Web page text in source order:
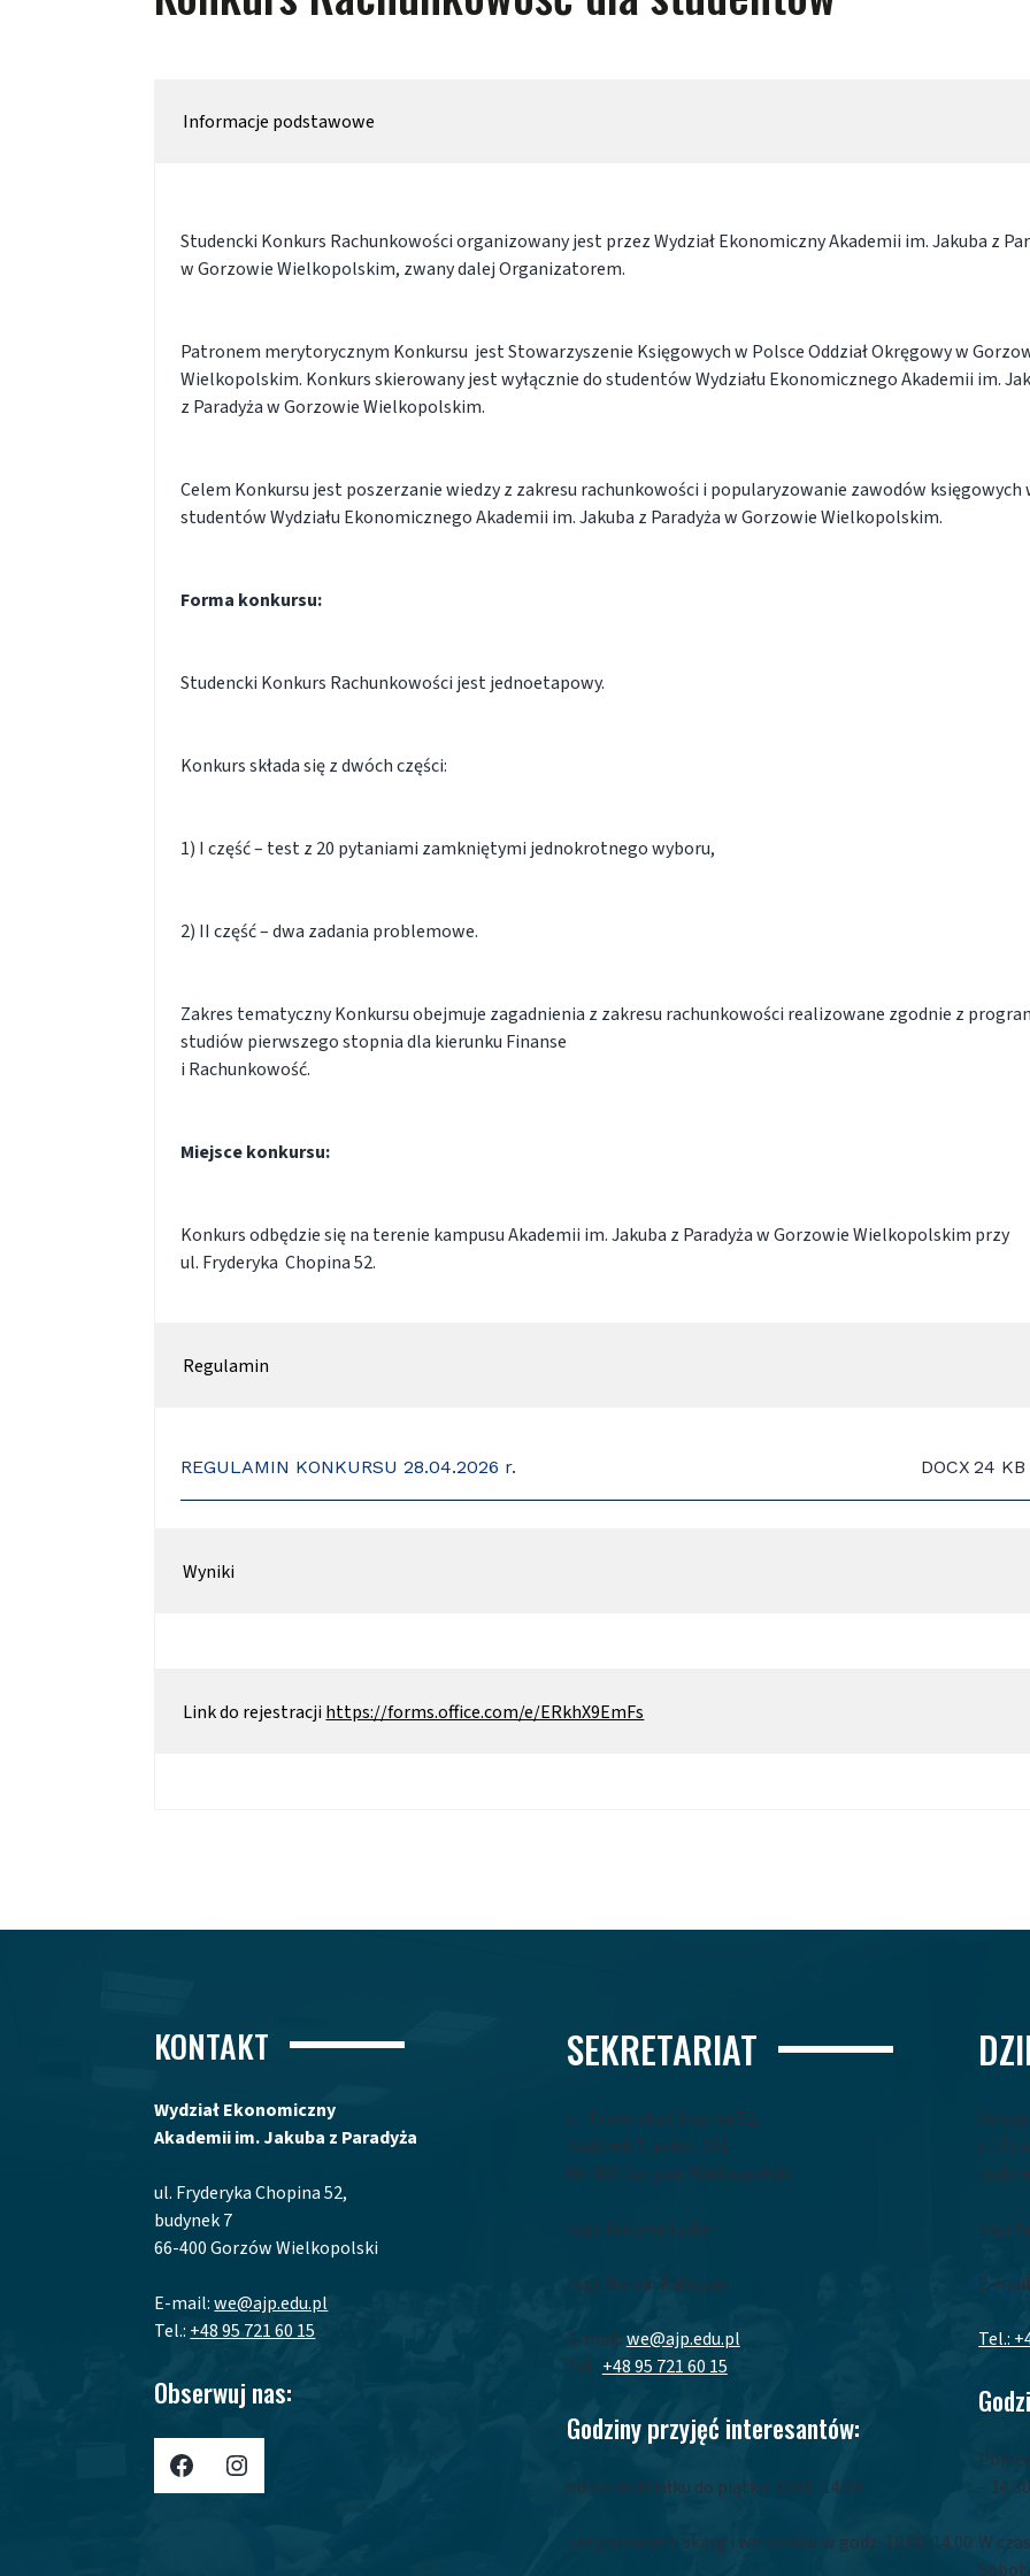
Informacje podstawowe
Studencki Konkurs Rachunkowości organizowany jest przez Wydział Ekonomiczny Akademii im. Jakuba z
w Gorzowie Wielkopolskim, zwany dalej Organizatorem.
Patronem merytorycznym Konkursu jest Stowarzyszenie Księgowych w Polsce Oddział Okręgowy w
Wielkopolskim. Konkurs skierowany jest wyłącznie do studentów Wydziału Ekonomicznego Akademii im.
z Paradyża w Gorzowie Wielkopolskim.
Celem Konkursu jest poszerzanie wiedzy z zakresu rachunkowości i popularyzowanie zawodów księgowych
studentów Wydziału Ekonomicznego Akademii im. Jakuba z Paradyża w Gorzowie Wielkopolskim.
Forma konkursu:
Studencki Konkurs Rachunkowości jest jednoetapowy.
Konkurs składa się z dwóch części:
1) I część – test z 20 pytaniami zamkniętymi jednokrotnego wyboru,
2) II część – dwa zadania problemowe.
Zakres tematyczny Konkursu obejmuje zagadnienia z zakresu rachunkowości realizowane zgodnie z
studiów pierwszego stopnia dla kierunku Finanse
i Rachunkowość.
Miejsce konkursu:
Konkurs odbędzie się na terenie kampusu Akademii im. Jakuba z Paradyża w Gorzowie Wielkopolskim przy
ul. Fryderyka Chopina 52.
Regulamin
REGULAMIN KONKURSU 28.04.2026 r. DOCX 24 KB
Wyniki
Link do rejestracji https://forms.office.com/e/ERkhX9EmFs
KONTAKT
Wydział Ekonomiczny
Akademii im. Jakuba z Paradyża
ul. Fryderyka Chopina 52,
budynek 7
66-400 Gorzów Wielkopolski
E-mail:we@ajp.edu.pl
Tel.: +48 95 721 60 15
Obserwuj nas:
Profil AJP w Portalu Facebook Profil AJP w portalu Instagram
SEKRETARIAT
ul. Fryderyka Chopina 52,
budynek 7, pokój 301
66-400 Gorzów Wielkopolski
mgr Justyna Szylar
mgr Marcin Kaliszan
E-mail:we@ajp.edu.pl
Tel.: +48 95 721 60 15
Godziny przyjęć interesantów:
od poniedziałku do piątku: 10.00-14.00
przyjmowanie skarg i wniosków w godz. 10.00-14.00
ul.
mgr
E-
Tel.:
–
W